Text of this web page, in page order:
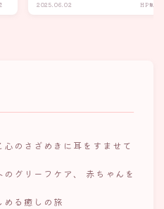
2025.06.02 HP制作
のさざめきに耳をすませて
グリーフケア、 赤ちゃんを
める癒しの旅